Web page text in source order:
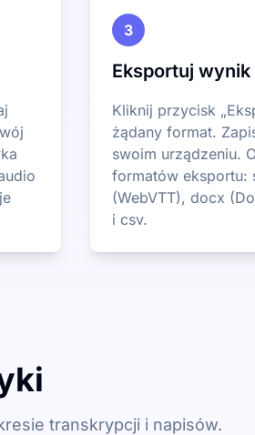
3
Eksportuj
Kliknij przycisk
żądany format.
swoim urządzeniu.
formatów eksportu:
(WebVTT), docx
i csv.
transkrypcji i napisów.